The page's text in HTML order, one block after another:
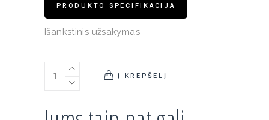
PRODUKTO SPECIFIKACIJA
Išankstinis užsakymas
Lubinis/sieninis šviestuvas Musa 7415 quantity
Į KREPŠELĮ